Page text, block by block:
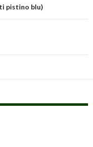
pistino blu)